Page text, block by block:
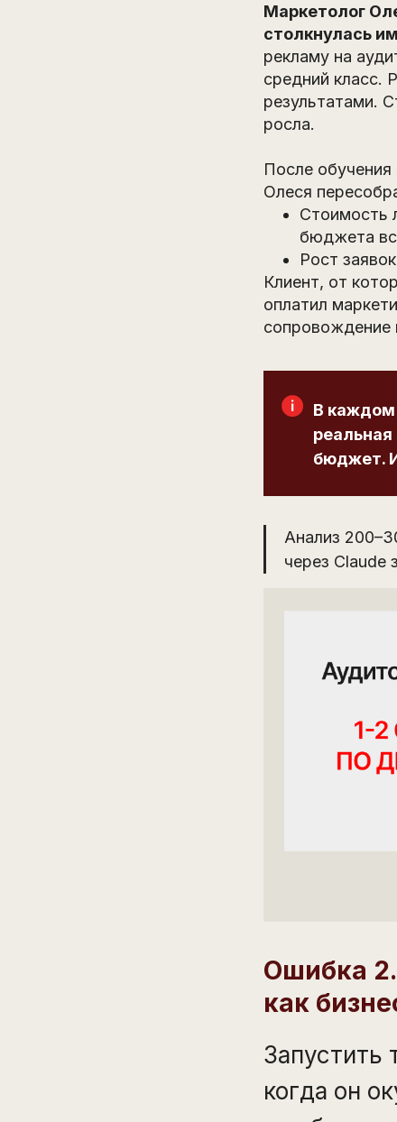
Маркетолог
столкнулась
рекламу на
средний класс.
результатами.
росла.
После обучения
Олеся
Стоимость
бюджета
Рост
Клиент, от
оплатил
сопровождение
В каждом
реальная
бюджет.
Анализ
через
Ошибка
как
Запустить
когда он